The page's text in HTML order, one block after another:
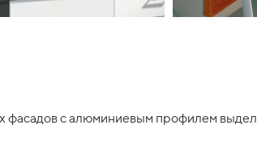
фасадов с алюминиевым профилем